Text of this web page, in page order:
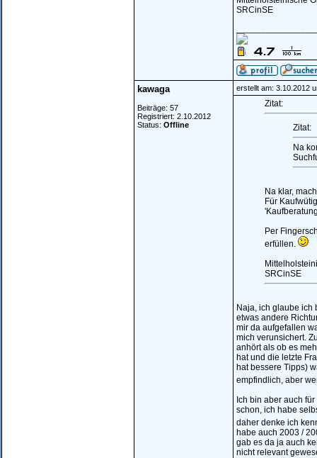
SRCinSE
kawaga
Beiträge: 57
Registriert: 2.10.2012
Status: Offline
erstellt am: 3.10.2012
Zitat:
Zitat:
Na
Na klar,
Für
Per
erfüllen.
SRCinSE
Naja, ich glaube ich
etwas andere
mir da aufgefallen
mich verunsichert.
anhört als ob es
hat und die letzte
hat bessere Tipps)
empfindlich, aber
Ich bin aber auch
schon, ich habe
daher denke ich
habe auch 2003 /
gab es da ja auch
nicht relevant